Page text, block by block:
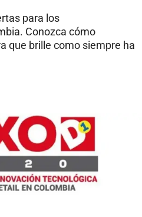
para los
Conozca cómo
que brille como siempre ha